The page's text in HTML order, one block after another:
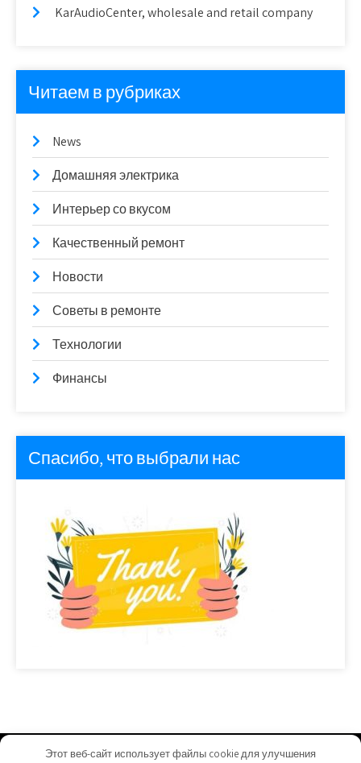
KarAudioCenter, wholesale and retail company
Читаем в рубриках
News
Домашняя электрика
Интерьер со вкусом
Качественный ремонт
Новости
Советы в ремонте
Технологии
Финансы
Спасибо, что выбрали нас
Этот веб-сайт использует файлы cookie для улучшения